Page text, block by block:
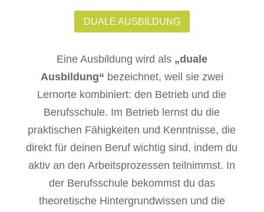
DUALE AUSBILDUNG
Eine Ausbildung wird als „duale
Ausbildung“ bezeichnet, weil sie zwei
Lernorte kombiniert: den Betrieb und die
Berufsschule. Im Betrieb lernst du die
praktischen Fähigkeiten und Kenntnisse, die
direkt für deinen Beruf wichtig sind, indem du
aktiv an den Arbeitsprozessen teilnimmst. In
der Berufsschule bekommst du das
theoretische Hintergrundwissen und die